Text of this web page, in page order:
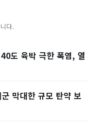
다.
도 육박 극한 폭염, 열
막대한 규모 탄약 보